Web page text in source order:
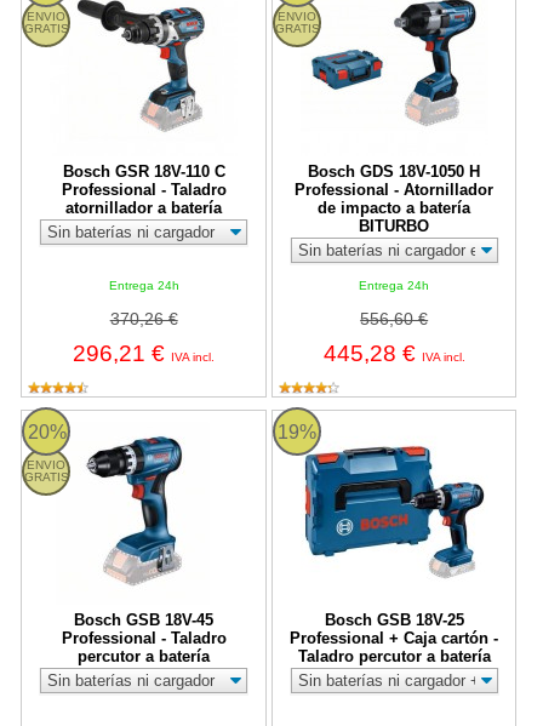
ENVIO
GRATIS
Bosch GSR 18V-110 C
Professional - Taladro
atornillador a batería
Entrega 24h
370,26 €
296,21 € IVA incl.
ENVIO
GRATIS
Bosch GDS 18V-1050 H
Professional - Atornillador
de impacto a batería
BITURBO
Entrega 24h
556,60 €
445,28 € IVA incl.
20%
ENVIO
GRATIS
Bosch GSB 18V-45
Professional - Taladro
percutor a batería
Bosch GSB 18V-45 Professional - Taladro percutor a batería
19%
Bosch GSB 18V-25
Professional + Caja cartón -
Taladro percutor a batería
Bosch GSB 18V-25 Professional